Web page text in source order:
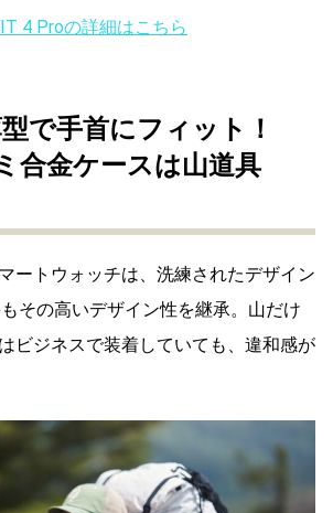
4 Proの詳細はこちら
で手首にフィット！
合金ケースは山道具
ートウォッチは、洗練されたデザイン
その高いデザイン性を継承。山だけ
ビジネスで装着していても、違和感が